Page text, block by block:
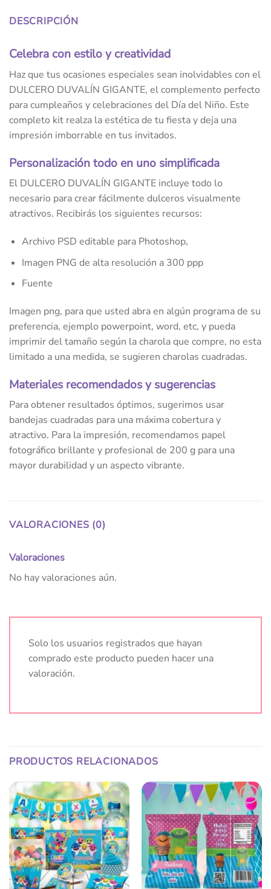
DESCRIPCIÓN
Celebra con estilo y creatividad
Haz que tus ocasiones especiales sean inolvidables con el
DULCERO DUVALÍN GIGANTE, el complemento perfecto
para cumpleaños y celebraciones del Día del Niño. Este
completo kit realza la estética de tu fiesta y deja una
impresión imborrable en tus invitados.
Personalización todo en uno simplificada
El DULCERO DUVALÍN GIGANTE incluye todo lo
necesario para crear fácilmente dulceros visualmente
atractivos. Recibirás los siguientes recursos:
Archivo PSD editable para Photoshop,
Imagen PNG de alta resolución a 300 ppp
Fuente
Imagen png, para que usted abra en algún programa de su
preferencia, ejemplo powerpoint, word, etc, y pueda
imprimir del tamaño según la charola que compre, no esta
limitado a una medida, se sugieren charolas cuadradas.
Materiales recomendados y sugerencias
Para obtener resultados óptimos, sugerimos usar
bandejas cuadradas para una máxima cobertura y
atractivo. Para la impresión, recomendamos papel
fotográfico brillante y profesional de 200 g para una
mayor durabilidad y un aspecto vibrante.
VALORACIONES (0)
Valoraciones
No hay valoraciones aún.
Solo los usuarios registrados que hayan
comprado este producto pueden hacer una
valoración.
PRODUCTOS RELACIONADOS
Añadir
a la
lista
de
deseos
Añadir
a la
lista
de
deseos